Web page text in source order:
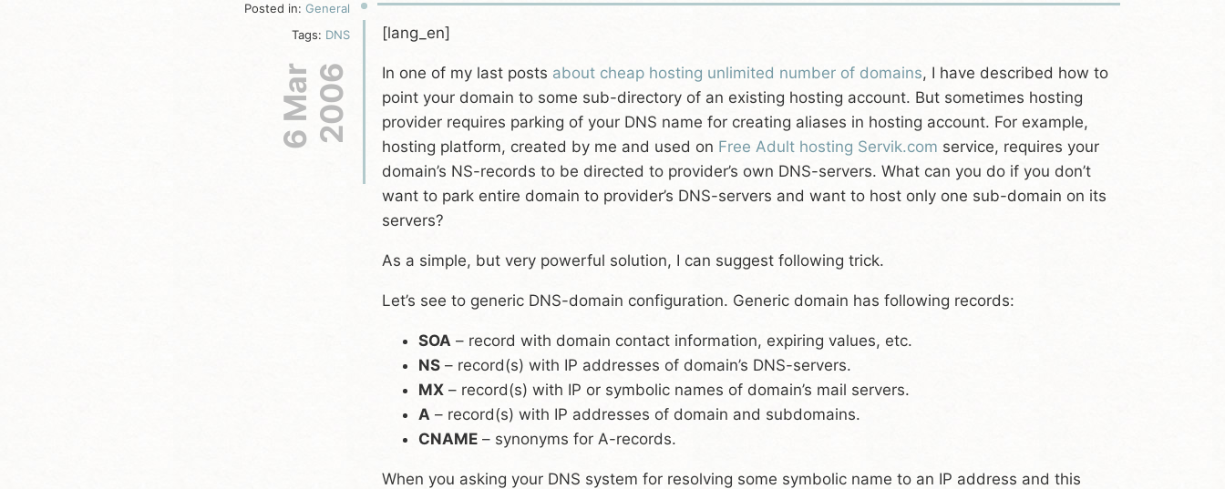
Posted in: General
Tags: DNS
6 Mar2006
[lang_en]
In one of my last posts about cheap hosting unlimited number of domains, I have described how to
point your domain to some sub-directory of an existing hosting account. But sometimes hosting
provider requires parking of your DNS name for creating aliases in hosting account. For example,
hosting platform, created by me and used on Free Adult hosting Servik.com service, requires your
domain’s NS-records to be directed to provider’s own DNS-servers. What can you do if you don’t
want to park entire domain to provider’s DNS-servers and want to host only one sub-domain on its
servers?
As a simple, but very powerful solution, I can suggest following trick.
Let’s see to generic DNS-domain configuration. Generic domain has following records:
SOA – record with domain contact information, expiring values, etc.
NS – record(s) with IP addresses of domain’s DNS-servers.
MX – record(s) with IP or symbolic names of domain’s mail servers.
A – record(s) with IP addresses of domain and subdomains.
CNAME – synonyms for A-records.
When you asking your DNS system for resolving some symbolic name to an IP address and this